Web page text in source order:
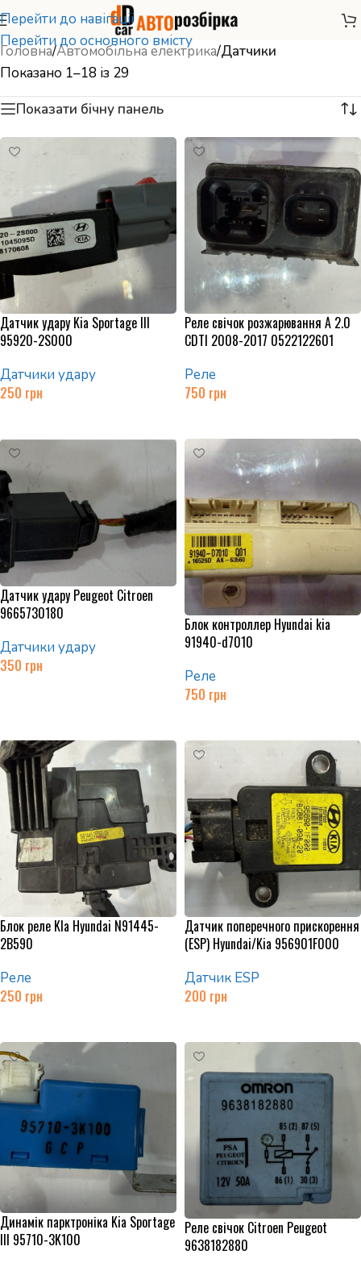
Перейти до навігації
Перейти до основного вмісту
Головна/Автомобільна електрика/Датчики
Показано 1–18 із 29
Показати бічну панель
Датчик удару Kia Sportage III
95920-2S000
Датчики удару
250 грн
Реле свічок розжарювання A 2.0
CDTI 2008-2017 0522122601
Реле
750 грн
Датчик удару Peugeot Citroen
9665730180
Датчики удару
350 грн
Блок контроллер Hyundai kia
91940-d7010
Реле
750 грн
Блок реле KIa Hyundai N91445-
2B590
Реле
250 грн
Датчик поперечного прискорення
(ESP) Hyundai/Kia 956901F000
Датчик ESP
200 грн
Динамік парктроніка Kia Sportage
III 95710-3K100
Реле свічок Citroen Peugeot
9638182880